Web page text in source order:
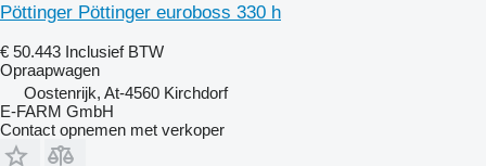
Pöttinger Pöttinger euroboss 330 h
€ 50.443 Inclusief BTW
Opraapwagen
Oostenrijk, At-4560 Kirchdorf
E-FARM GmbH
Contact opnemen met verkoper